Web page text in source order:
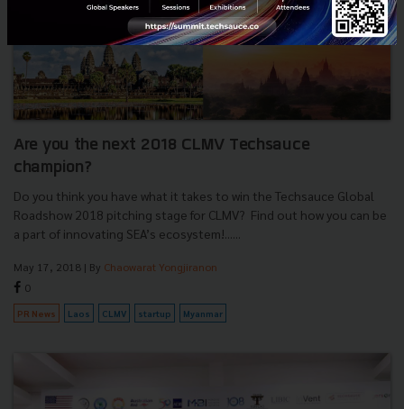
Are you the next 2018 CLMV Techsauce
champion?
Do you think you have what it takes to win the Techsauce Global
Roadshow 2018 pitching stage for CLMV? Find out how you can be
a part of innovating SEA’s ecosystem!......
May 17, 2018 | By Chaowarat Yongjiranon
0
PR News Laos CLMV startup Myanmar